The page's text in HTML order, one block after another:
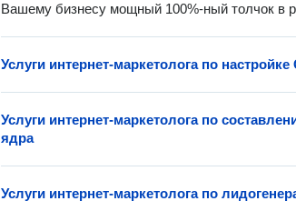
Вашему бизнесу мощный 100%-ный толчок в
Услуги интернет-маркетолога по
Услуги интернет-маркетолога по
ядра
Услуги интернет-маркетолога по